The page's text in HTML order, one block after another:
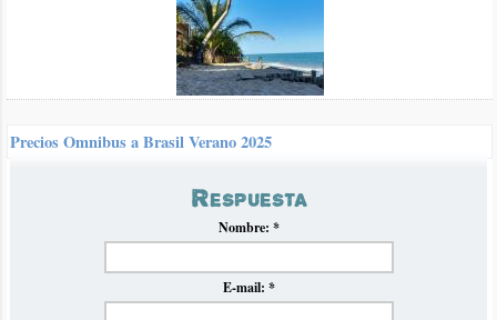
13-dic-2019 | por Javier
Me gustaria ir el 17 de febrero ahi desde Uruguay vos q me
reconmendas alquilar algo ahi p ya fijarme algo aca y alquilarlo?
Respuesta
Nombre: *
E-mail: *
Precios Omnibus a Brasil Verano 2025
que impidió establecer normalmente un panorama claro de
precios de omnibús hacia Brasil, volvemos con nuestro
tradicional informe en el que recopilamos y analizamos los
precios para el próximo verano 2025.